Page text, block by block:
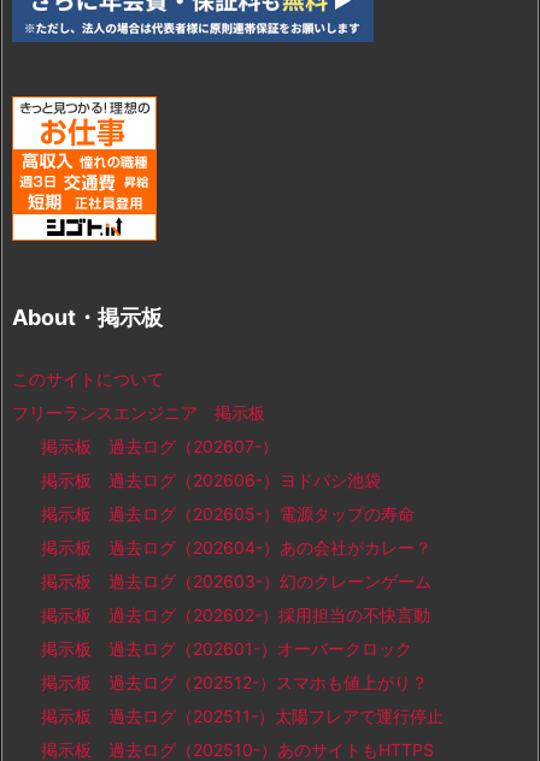
About・掲示板
このサイトについて
フリーランスエンジニア 掲示板
掲示板 過去ログ（202607-）
掲示板 過去ログ（202606-）ヨドバシ池袋
掲示板 過去ログ（202605-）電源タップの寿命
掲示板 過去ログ（202604-）あの会社がカレー？
掲示板 過去ログ（202603-）幻のクレーンゲーム
掲示板 過去ログ（202602-）採用担当の不快言動
掲示板 過去ログ（202601-）オーバークロック
掲示板 過去ログ（202512-）スマホも値上がり？
掲示板 過去ログ（202511-）太陽フレアで運行停止
掲示板 過去ログ（202510-）あのサイトもHTTPS